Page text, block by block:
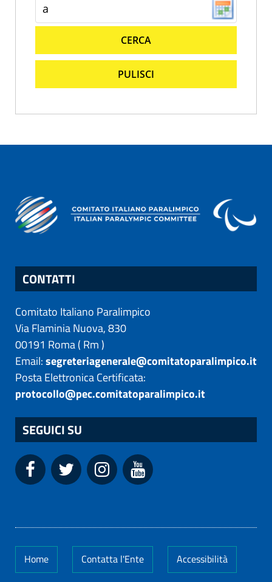
CERCA
PULISCI
CONTATTI
Comitato Italiano Paralimpico
Via Flaminia Nuova, 830
00191 Roma( Rm)
Email:segreteriagenerale@comitatoparalimpico.it
Posta Elettronica Certificata:
protocollo@pec.comitatoparalimpico.it
SEGUICI SU
Home Contatta l'Ente Accessibilità